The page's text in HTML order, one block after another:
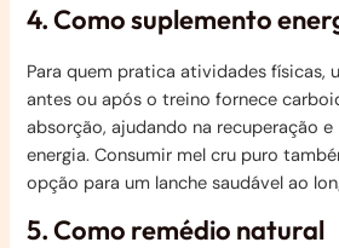
4. Como suplemento
Para quem pratica atividades físicas,
antes ou após o treino fornece
absorção, ajudando na recuperação
energia. Consumir mel cru puro
opção para um lanche saudável ao
5. Como remédio natural